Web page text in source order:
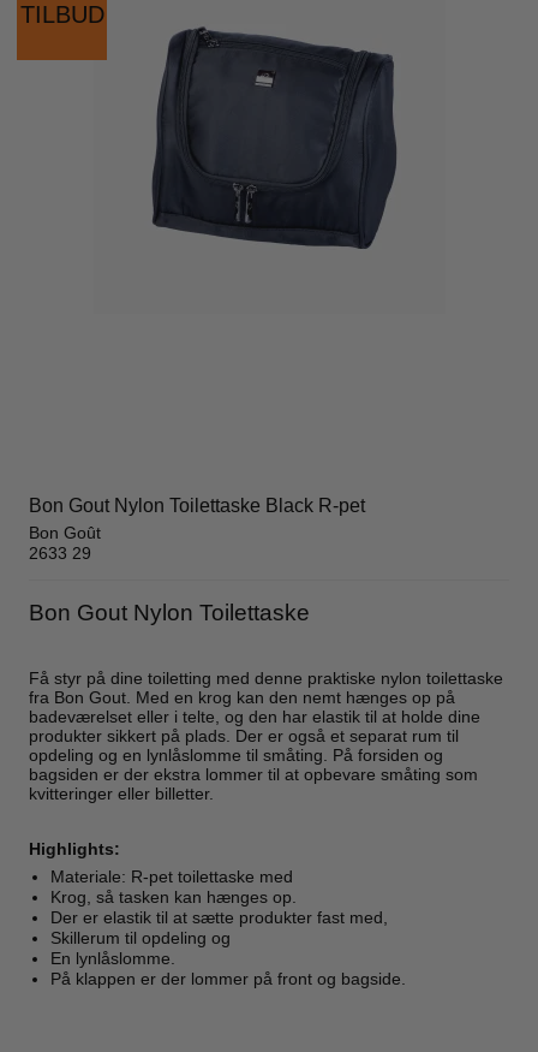
TILBUD
Bon Gout Nylon Toilettaske Black R-pet
Bon Goût
2633 29
Bon Gout Nylon Toilettaske
Få styr på dine toiletting med denne praktiske nylon toilettaske
fra Bon Gout. Med en krog kan den nemt hænges op på
badeværelset eller i telte, og den har elastik til at holde dine
produkter sikkert på plads. Der er også et separat rum til
opdeling og en lynlåslomme til småting. På forsiden og
bagsiden er der ekstra lommer til at opbevare småting som
kvitteringer eller billetter.
Highlights:
Materiale: R-pet toilettaske med
Krog, så tasken kan hænges op.
Der er elastik til at sætte produkter fast med,
Skillerum til opdeling og
En lynlåslomme.
På klappen er der lommer på front og bagside.